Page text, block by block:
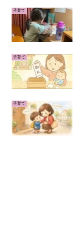
子育て
子育て
子育て